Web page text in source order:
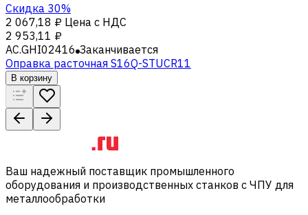
Скидка 30%
2 067,18 ₽ Цена с НДС
2 953,11 ₽
AC.GHI02416 Заканчивается
Оправка расточная S16Q-STUCR11
В корзину
Ваш надежный поставщик промышленного
оборудования и производственных станков с ЧПУ для
металлообработки